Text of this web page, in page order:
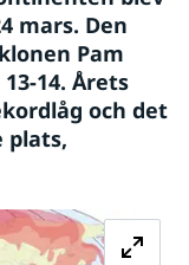
mars. Den
Pam
14. Årets
och det
plats,